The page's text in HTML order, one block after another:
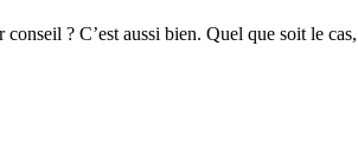
? C’est aussi bien. Quel que soit le